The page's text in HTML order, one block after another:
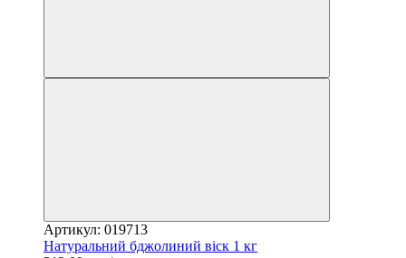
Артикул: 019713
Натуральний бджолиний віск 1 кг